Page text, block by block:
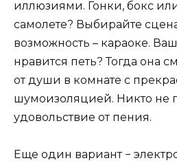
иллюзиями. Гонки, бокс
самолете? Выбирайте
возможность – караоке.
нравится петь? Тогда она
от души в комнате с
шумоизоляцией. Никто не
удовольствие от пения.
Еще один вариант −